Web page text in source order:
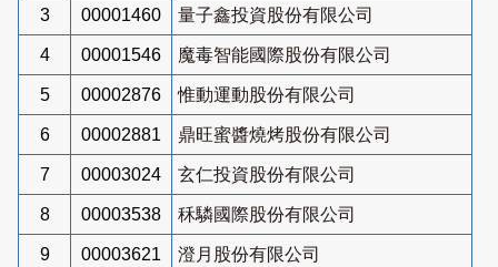
3 00001460 量子鑫投資股份有限公司
4 00001546 魔毒智能國際股份有限公司
5 00002876 惟動運動股份有限公司
6 00002881 鼎旺蜜醬燒烤股份有限公司
7 00003024 玄仁投資股份有限公司
8 00003538 秝驎國際股份有限公司
9 00003621 澄月股份有限公司